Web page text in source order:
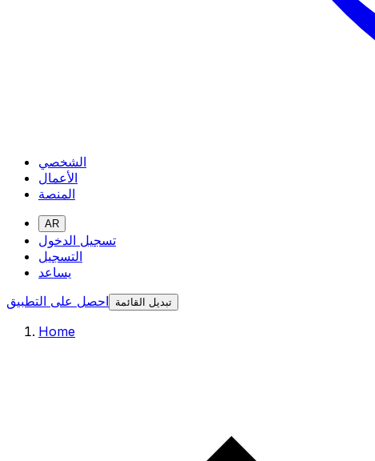
الشخصي
الأعمال
المنصة
AR
تسجيل الدخول
التسجيل
يساعد
احصل على التطبيق
تبديل القائمة
Home